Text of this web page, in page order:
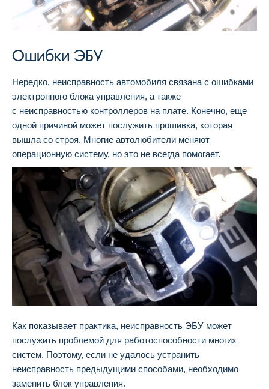
Ошибки ЭБУ
Нередко, неисправность автомобиля связана с ошибками
электронного блока управления, а также
с неисправностью контроллеров на плате. Конечно, еще
одной причиной может послужить прошивка, которая
вышла со строя. Многие автолюбители меняют
операционную систему, но это не всегда помогает.
Как показывает практика, неисправность ЭБУ может
послужить проблемой для работоспособности многих
систем. Поэтому, если не удалось устранить
неисправность предыдущими способами, необходимо
заменить блок управления.